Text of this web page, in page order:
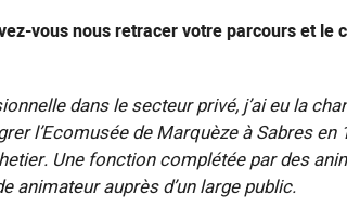
vous nous retracer votre parcours et le
dans le secteur privé, j’ai eu la
l’Ecomusée de Marquèze à Sabres en
Une fonction complétée par des
animateur auprès d’un large public.